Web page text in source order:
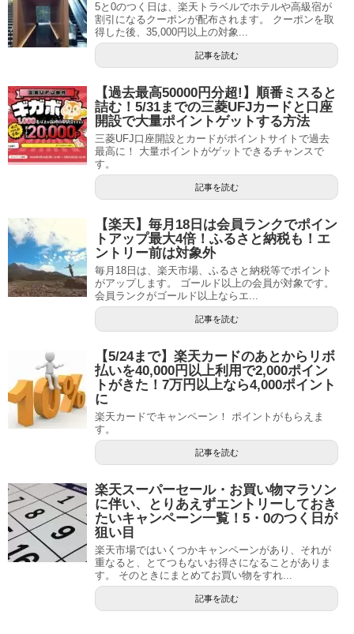
5と0のつく日は、楽天トラベルでホテルや高級宿が
割引になるクーポンが配布されます。 クーポンを取
得した後、35,000円以上の対象...
記事を読む
【過去最高50000円分超!】順番ミスると
詰む！5/31までの三菱UFJカードと口座
開設で大量ポイントゲットする方法
三菱UFJ口座開設とカードがポイントサイトで過去
最高に！ 大量ポイントがゲットできるチャンスで
す。
記事を読む
【楽天】毎月18日は会員ランクでポイン
トアップ最大4倍！ふるさと納税も！エ
ントリー前は対象外
毎月18日は、楽天市場、ふるさと納税等でポイント
がアップします。 ゴールド以上の会員が対象です。
会員ランクがゴールド以上ならエ...
記事を読む
【5/24まで】楽天カードのあとからリボ
払いを40,000円以上利用で2,000ポイン
トがきた！7万円以上なら4,000ポイント
に
楽天カードでキャンペーン！ ポイントがもらえま
す。
記事を読む
楽天スーパーセール・お買い物マラソン
に伴い、とりあえずエントリーしておき
たいキャンペーン一覧！5・0のつく日が
狙い目
楽天市場ではいくつかキャンペーンがあり、それが
重なると、とてつもないお得さになることがありま
す。 そのときにまとめてお買い物をすれ...
記事を読む